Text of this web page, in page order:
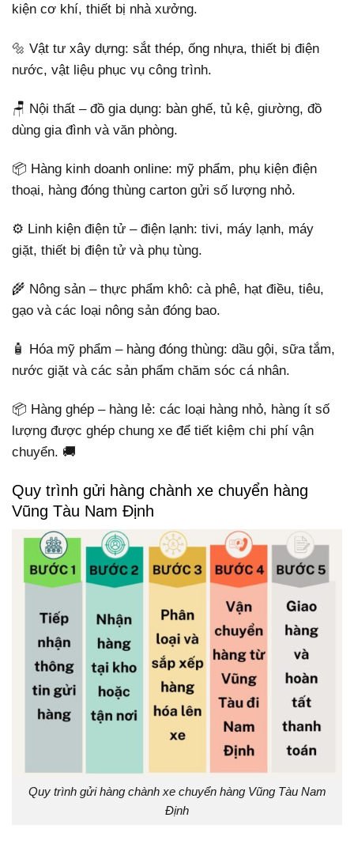
kiện cơ khí, thiết bị nhà xưởng.
🔩 Vật tư xây dựng: sắt thép, ống nhựa, thiết bị điện
nước, vật liệu phục vụ công trình.
🪑 Nội thất – đồ gia dụng: bàn ghế, tủ kệ, giường, đồ
dùng gia đình và văn phòng.
📦 Hàng kinh doanh online: mỹ phẩm, phụ kiện điện
thoại, hàng đóng thùng carton gửi số lượng nhỏ.
⚙️ Linh kiện điện tử – điện lạnh: tivi, máy lạnh, máy
giặt, thiết bị điện tử và phụ tùng.
🌾 Nông sản – thực phẩm khô: cà phê, hạt điều, tiêu,
gạo và các loại nông sản đóng bao.
🧴 Hóa mỹ phẩm – hàng đóng thùng: dầu gội, sữa tắm,
nước giặt và các sản phẩm chăm sóc cá nhân.
📦 Hàng ghép – hàng lẻ: các loại hàng nhỏ, hàng ít số
lượng được ghép chung xe để tiết kiệm chi phí vận
chuyển. 🚚
Quy trình gửi hàng chành xe chuyển hàng
Vũng Tàu Nam Định
Quy trình gửi hàng chành xe chuyển hàng Vũng Tàu Nam
Định